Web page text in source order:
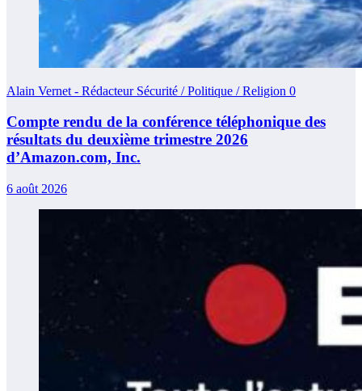
Alain Vernet - Rédacteur Sécurité / Politique / Religion 0
Compte rendu de la conférence téléphonique des
résultats du deuxième trimestre 2026
d’Amazon.com, Inc.
6 août 2026